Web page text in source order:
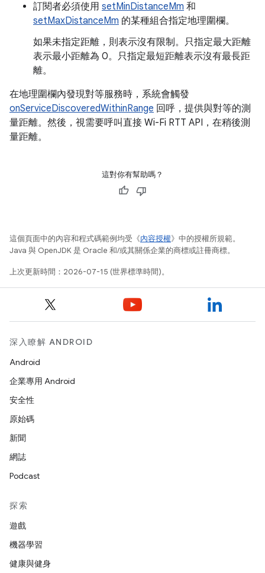
訂閱者必須使用 setMinDistanceMm 和
setMaxDistanceMm 的某種組合指定地理圍欄。
如果未指定距離，則表示沒有限制。只指定最大距離
表示最小距離為 0。只指定最短距離表示沒有最長距
離。
在地理圍欄內發現對等服務時，系統會觸發
onServiceDiscoveredWithinRange 回呼，提供與對等的測
量距離。然後，視需要呼叫直接 Wi-Fi RTT API，在稍後測
量距離。
這對你有幫助嗎？
這個頁面中的內容和程式碼範例均受《內容授權》中的授權所規範。
Java 與 OpenJDK 是 Oracle 和/或其關係企業的商標或註冊商標。
上次更新時間：2026-07-15 (世界標準時間)。
深入瞭解 ANDROID
Android
企業專用 Android
安全性
原始碼
新聞
網誌
Podcast
探索
遊戲
機器學習
健康與健身